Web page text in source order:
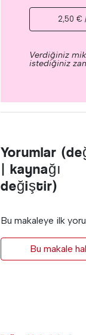
2,50 €
Verdiğiniz
istediğiniz
Yorumlar
| kaynağı
değiştir)
Bu makaleye ilk
Bu makale